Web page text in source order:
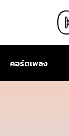
คอร์ดเพลง